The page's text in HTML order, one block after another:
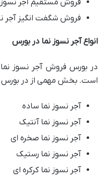
فروش مستقیم آجر نسوز
فروش شگفت انگیز آجر
انواع آجر نسوز نما در بورس
در بورس فروش آجر نسوز نما
است. بخش مهمی از در بورس
آجر نسوز نما ساده
آجر نسوز نما آنتیک
آجر نسوز نما صخره ای
آجر نسوز نما رستیک
آجر نسوز نما کرکره ای